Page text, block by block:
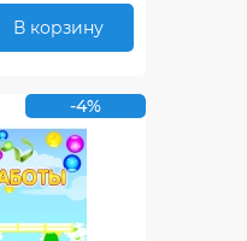
В корзину
-4%